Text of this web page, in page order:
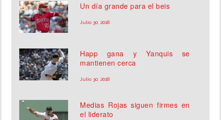
Un día grande para el beis
Julio 30, 2018
Happ gana y Yanquis se
mantienen cerca
Julio 30, 2018
Medias Rojas siguen firmes en
el liderato